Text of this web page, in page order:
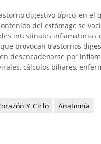
digestivo típico, en el
del estómago se
intestinales inflamatorias
provocan trastornos
desencadenarse por
cálculos biliares,
Y-Ciclo Anatomía